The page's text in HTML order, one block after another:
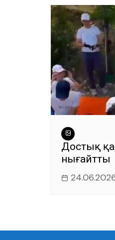
Достық
нығайтты